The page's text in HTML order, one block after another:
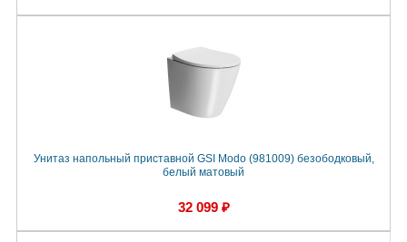
Унитаз напольный приставной GSI Modo (981009) безободковый,
белый матовый
32 099 ₽